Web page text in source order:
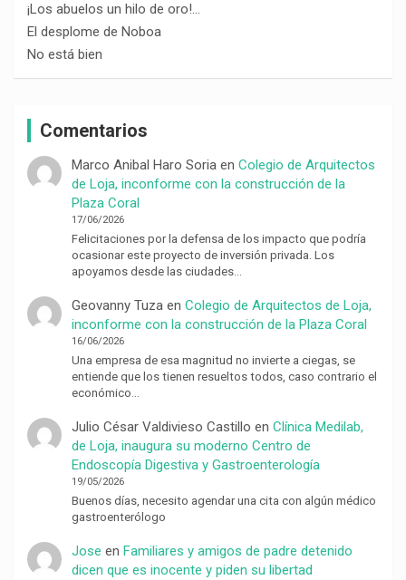
¡Los abuelos un hilo de oro!…
El desplome de Noboa
No está bien
Comentarios
Marco Anibal Haro Soriaen Colegio de Arquitectos
de Loja, inconforme con la construcción de la
Plaza Coral
17/06/2026
Felicitaciones por la defensa de los impacto que podría
ocasionar este proyecto de inversión privada. Los
apoyamos desde las ciudades…
Geovanny Tuzaen Colegio de Arquitectos de Loja,
inconforme con la construcción de la Plaza Coral
16/06/2026
Una empresa de esa magnitud no invierte a ciegas, se
entiende que los tienen resueltos todos, caso contrario el
económico…
Julio César Valdivieso Castillo en Clínica Medilab,
de Loja, inaugura su moderno Centro de
Endoscopía Digestiva y Gastroenterología
19/05/2026
Buenos días, necesito agendar una cita con algún médico
gastroenterólogo
Jose en Familiares y amigos de padre detenido
dicen que es inocente y piden su libertad